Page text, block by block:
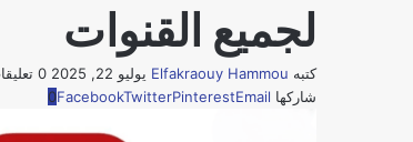
لجميع القنوات
كتبه Elfakraouy Hammou يوليو 22, 2025
0 تعليقات
شاركها
0FacebookTwitterPinterestEmail